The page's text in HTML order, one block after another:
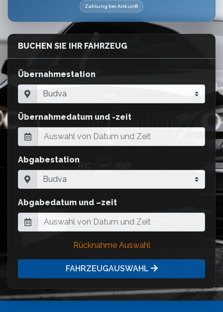
Zahlung bei Ankunft
BUCHEN SIE IHR FAHRZEUG
Übernahmestation
Übernahmedatum und -zeit
Abgabestation
Abgabedatum und –zeit
Rücknahme Auswahl
FAHRZEUGAUSWAHL